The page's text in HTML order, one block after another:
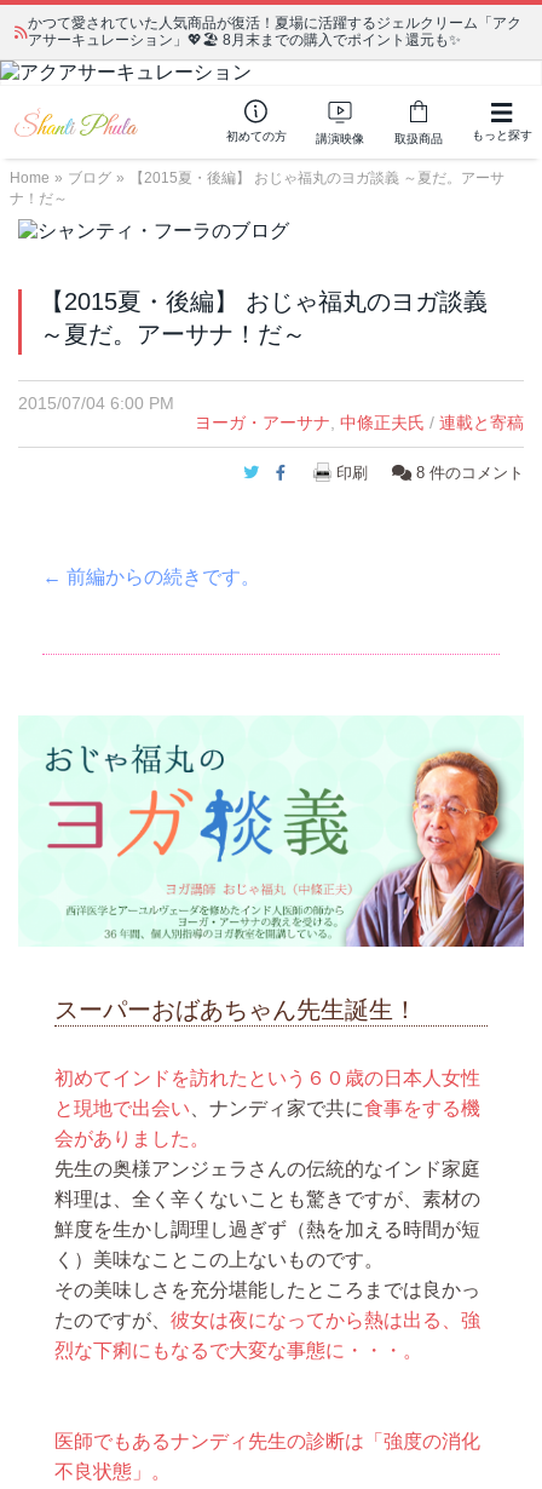
かつて愛されていた人気商品が復活！夏場に活躍するジェルクリーム「アク
アサーキュレーション」💖🏖️ 8月末までの購入でポイント還元も✨
初めての方 講演映像 取扱商品 もっと探す
Home » ブログ »
【2015夏・後編】 おじゃ福丸のヨガ談義 ～夏だ。アーサ
ナ！だ～
【2015夏・後編】 おじゃ福丸のヨガ談義
～夏だ。アーサナ！だ～
2015/07/04 6:00 PM
ヨーガ・アーサナ 中條正夫氏 / 連載と寄稿
Twitter
Facebook
印刷 8 件のコメント
← 前編からの続きです。
スーパーおばあちゃん先生誕生！
初めてインドを訪れたという６０歳の日本人女性
と現地で出会い 、ナンディ家で共に食事をする機
会がありました。
先生の奥様アンジェラさんの伝統的なインド家庭
料理は、全く辛くないことも驚きですが、素材の
鮮度を生かし調理し過ぎず（熱を加える時間が短
く）美味なことこの上ないものです。
その美味しさを充分堪能したところまでは良かっ
たのですが、 彼女は夜になってから熱は出る、強
烈な下痢にもなるで大変な事態に・・・。
医師でもあるナンディ先生の診断は「強度の消化
不良状態」。